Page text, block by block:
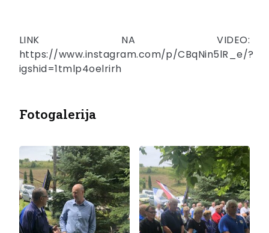
LINK NA VIDEO:
https://www.instagram.com/p/CBqNin5lR_e/?
igshid=1tmlp4oelrirh
Fotogalerija